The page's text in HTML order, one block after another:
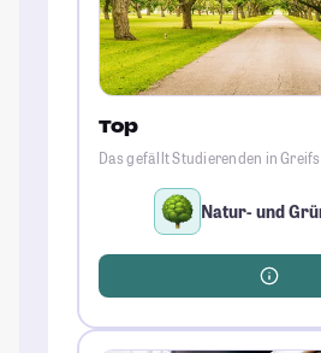
Top
Das gefällt Studierenden in
Natur- und